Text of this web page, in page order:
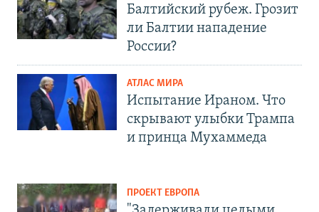
Балтийский рубеж. Грозит
ли Балтии нападение
России?
АТЛАС МИРА
Испытание Ираном. Что
скрывают улыбки Трампа
и принца Мухаммеда
ПРОЕКТ ЕВРОПА